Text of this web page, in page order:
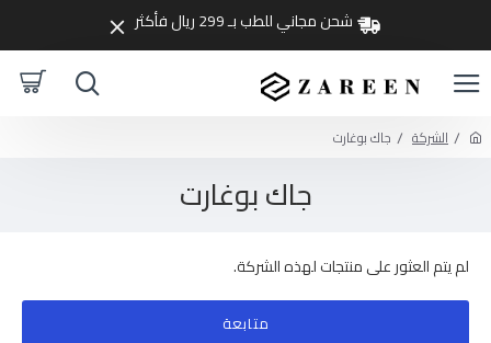
شحن مجاني للطب بـ 299 ريال فأكثر
الشركة جاك بوغارت
جاك بوغارت
لم يتم العثور على منتجات لهذه الشركة.
متابعة